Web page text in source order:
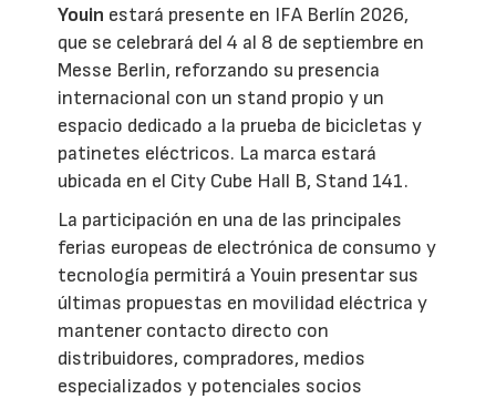
Youin estará presente en IFA Berlín 2026,
que se celebrará del 4 al 8 de septiembre en
Messe Berlin, reforzando su presencia
internacional con un stand propio y un
espacio dedicado a la prueba de bicicletas y
patinetes eléctricos. La marca estará
ubicada en el City Cube Hall B, Stand 141.
La participación en una de las principales
ferias europeas de electrónica de consumo y
tecnología permitirá a Youin presentar sus
últimas propuestas en movilidad eléctrica y
mantener contacto directo con
distribuidores, compradores, medios
especializados y potenciales socios